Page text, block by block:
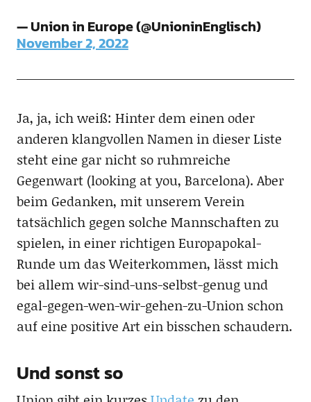
— Union in Europe (@UnioninEnglisch)
November 2, 2022
Ja, ja, ich weiß: Hinter dem einen oder
anderen klangvollen Namen in dieser Liste
steht eine gar nicht so ruhmreiche
Gegenwart (looking at you, Barcelona). Aber
beim Gedanken, mit unserem Verein
tatsächlich gegen solche Mannschaften zu
spielen, in einer richtigen Europapokal-
Runde um das Weiterkommen, lässt mich
bei allem wir-sind-uns-selbst-genug und
egal-gegen-wen-wir-gehen-zu-Union schon
auf eine positive Art ein bisschen schaudern.
Und sonst so